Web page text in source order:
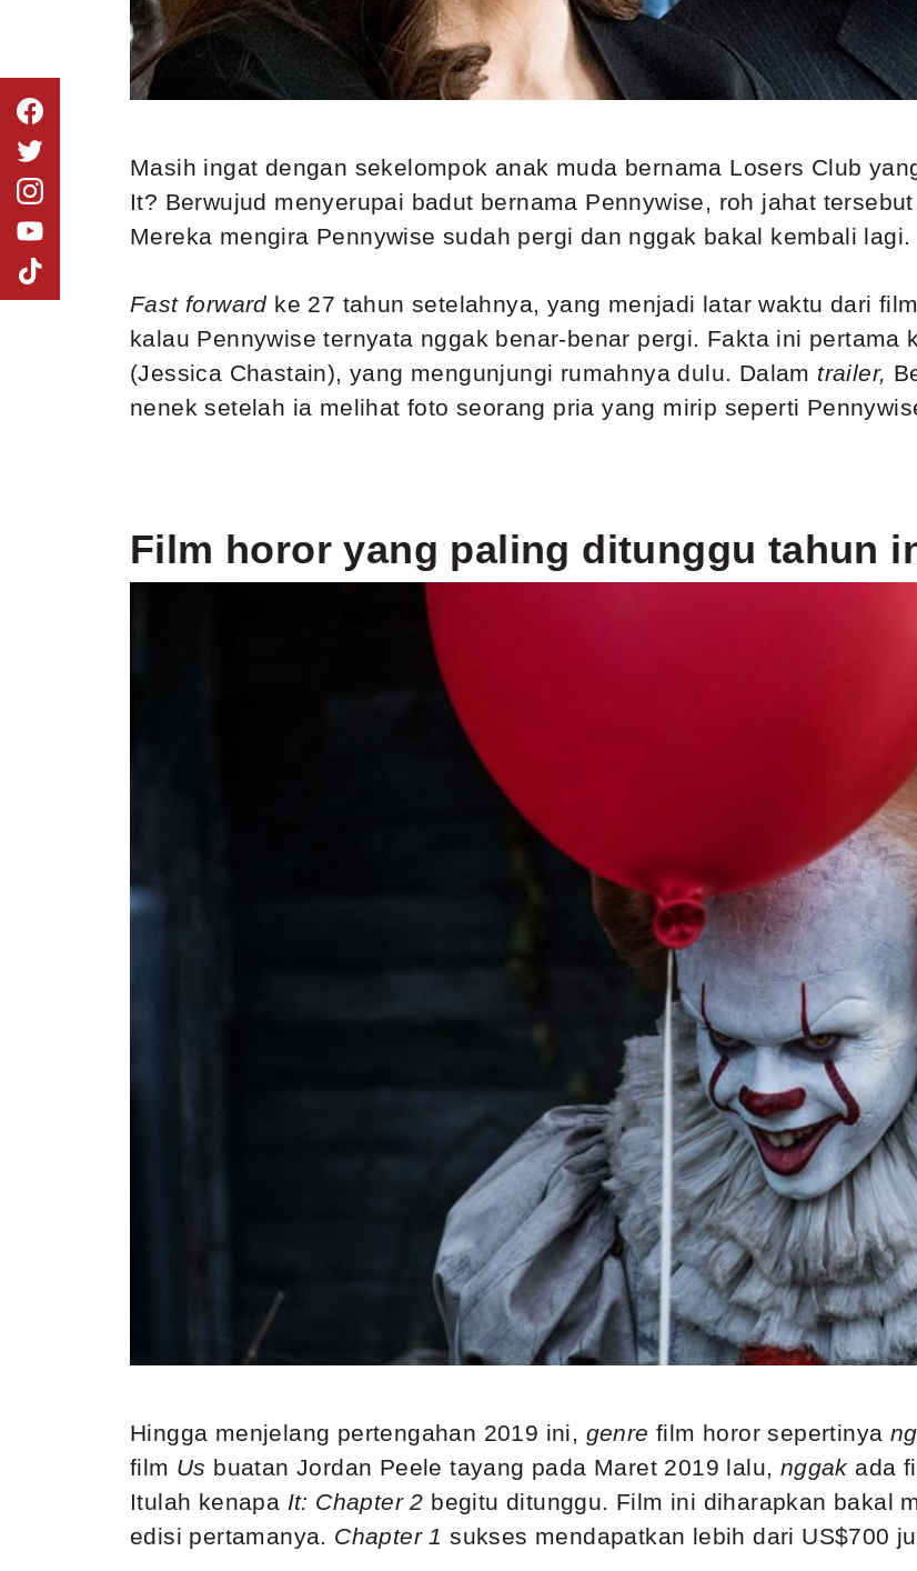
Masih ingat dengan sekelompok anak muda bernama Losers Club
It? Berwujud menyerupai badut bernama Pennywise, roh jahat
Mereka mengira Pennywise sudah pergi dan nggak bakal kembali lagi.
Fast forward ke 27 tahun setelahnya, yang menjadi latar waktu dari film
kalau Pennywise ternyata nggak benar-benar pergi. Fakta ini pertama
(Jessica Chastain), yang mengunjungi rumahnya dulu. Dalam trailer,
nenek setelah ia melihat foto seorang pria yang mirip seperti
Film horor yang paling ditunggu tahun
Hingga menjelang pertengahan 2019 ini, genre film horor sepertinya
film Us buatan Jordan Peele tayang pada Maret 2019 lalu, nggak ada
Itulah kenapa It: Chapter 2 begitu ditunggu. Film ini diharapkan bakal
edisi pertamanya. Chapter 1sukses mendapatkan lebih dari US$700